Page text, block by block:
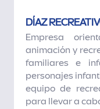
DÍAZ
Empresa
animación y
familiares e
personajes
equipo de
para llevar a